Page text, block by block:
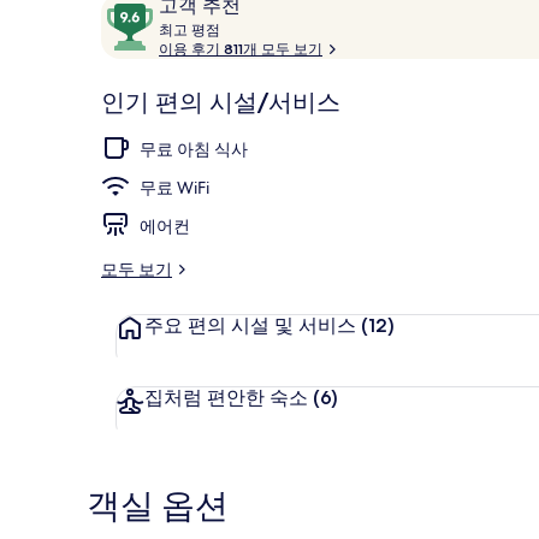
용
후
고객 추천
10
점
만
중
점,
고
객
추
천
최고 평점
고
평
점
이용 후기 811개 모두 보기
인기 편의 시설/서비스
무료 아침 식사
무료 WiFi
에어컨
모두 보기
주요 편의 시설 및 서비스 (12)
집처럼 편안한 숙소 (6)
객실 옵션